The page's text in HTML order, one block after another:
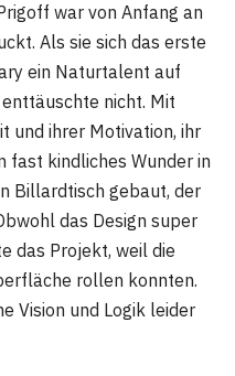
war von Anfang an
Als sie sich das erste
ein Naturtalent auf
nicht. Mit
und ihrer Motivation, ihr
fast kindliches Wunder in
Billardtisch gebaut, der
das Design super
das Projekt, weil die
rollen konnten.
Vision und Logik leider